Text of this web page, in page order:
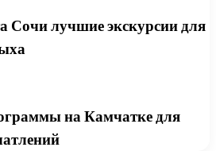
Сочи лучшие экскурсии для
на Камчатке для